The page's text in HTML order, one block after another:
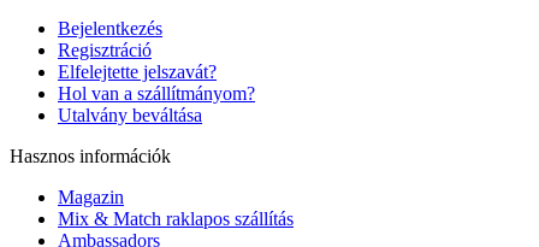
Bejelentkezés
Regisztráció
Elfelejtette jelszavát?
Hol van a szállítmányom?
Utalvány beváltása
Hasznos információk
Magazin
Mix & Match raklapos szállítás
Ambassadors